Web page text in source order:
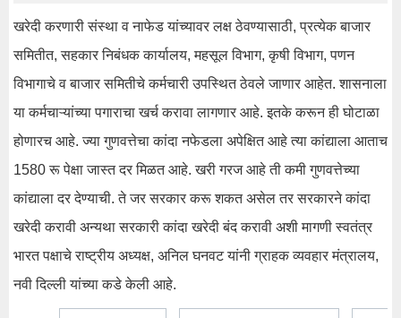
खरेदी करणारी संस्था व नाफेड यांच्यावर लक्ष ठेवण्यासाठी, प्रत्येक बाजार
समितीत, सहकार निबंधक कार्यालय, महसूल विभाग, कृषी विभाग, पणन
विभागाचे व बाजार समितीचे कर्मचारी उपस्थित ठेवले जाणार आहेत. शासनाला
या कर्मचाऱ्यांच्या पगाराचा खर्च करावा लागणार आहे. इतके करून ही घोटाळा
होणारच आहे. ज्या गुणवत्तेचा कांदा नफेडला अपेक्षित आहे त्या कांद्याला आताच
1580 रू पेक्षा जास्त दर मिळत आहे. खरी गरज आहे ती कमी गुणवत्तेच्या
कांद्याला दर देण्याची. ते जर सरकार करू शकत असेल तर सरकारने कांदा
खरेदी करावी अन्यथा सरकारी कांदा खरेदी बंद करावी अशी मागणी स्वतंत्र
भारत पक्षाचे राष्ट्रीय अध्यक्ष, अनिल घनवट यांनी ग्राहक व्यवहार मंत्रालय,
नवी दिल्ली यांच्या कडे केली आहे.